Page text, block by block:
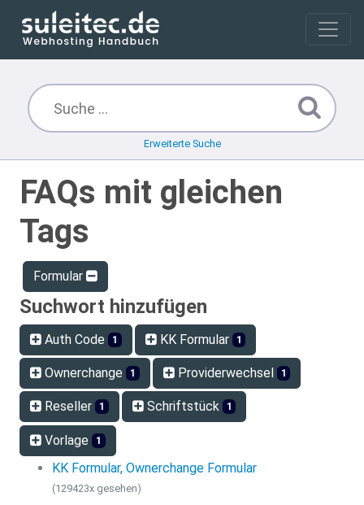
Erweiterte Suche
FAQs mit gleichen
Tags
Formular
Suchwort hinzufügen
Auth Code 1 KK Formular 1
Ownerchange 1 Providerwechsel 1
Reseller 1 Schriftstück 1
Vorlage 1
KK Formular, Ownerchange Formular
(129423x gesehen)